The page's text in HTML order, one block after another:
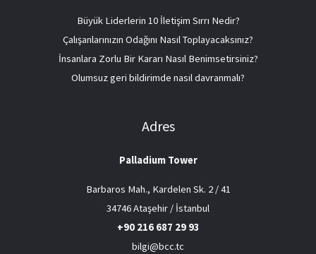
Büyük Liderlerin 10 İletişim Sırrı Nedir?
Çalışanlarınızın Odağını Nasıl Toplayacaksınız?
İnsanlara Zorlu Bir Kararı Nasıl Benimsetirsiniz?
Olumsuz geri bildirimde nasıl davranmalı?
Adres
Palladium Tower
Barbaros Mah., Kardelen Sk. 2 / 41
34746 Ataşehir / İstanbul
+90 216 687 29 93
bilgi@bcc.tc